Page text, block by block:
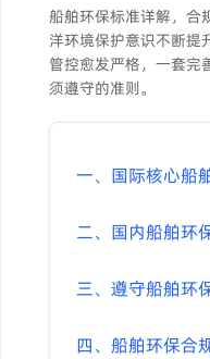
船舶环保标准详解，合
洋环境保护意识不断提
管控愈发严格，一套完
须遵守的准则。
一、国际核心船
二、国内船舶环
三、遵守船舶环
四、船舶环保合